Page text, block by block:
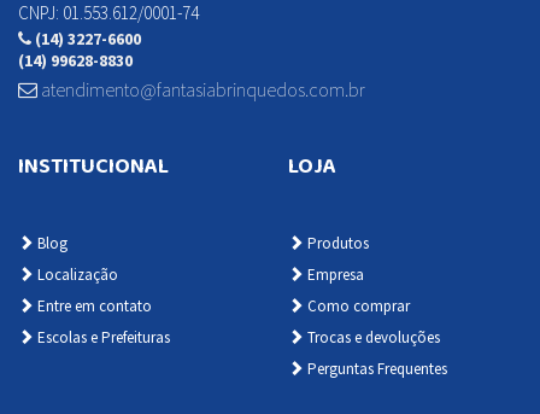
CNPJ: 01.553.612/0001-74
(14) 3227-6600
(14) 99628-8830
atendimento@fantasiabrinquedos.com.br
INSTITUCIONAL
Blog
Localização
Entre em contato
Escolas e Prefeituras
LOJA
Produtos
Empresa
Como comprar
Trocas e devoluções
Perguntas Frequentes